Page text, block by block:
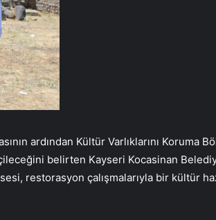
ardından Kültür Varlıklarını Koruma
belirten Kayseri Kocasinan
restorasyon çalışmalarıyla bir kültür